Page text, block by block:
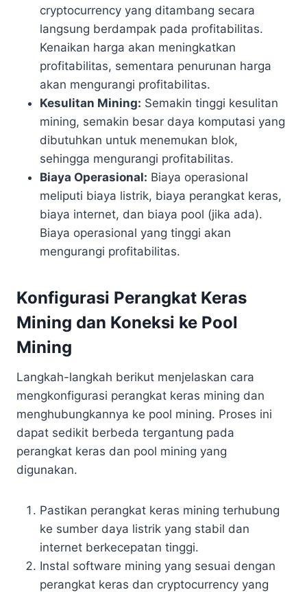
cryptocurrency yang ditambang secara
langsung berdampak pada profitabilitas.
Kenaikan harga akan meningkatkan
profitabilitas, sementara penurunan harga
akan mengurangi profitabilitas.
Kesulitan Mining: Semakin tinggi kesulitan
mining, semakin besar daya komputasi yang
dibutuhkan untuk menemukan blok,
sehingga mengurangi profitabilitas.
Biaya Operasional: Biaya operasional
meliputi biaya listrik, biaya perangkat keras,
biaya internet, dan biaya pool (jika ada).
Biaya operasional yang tinggi akan
mengurangi profitabilitas.
Konfigurasi Perangkat Keras
Mining dan Koneksi ke Pool
Mining
Langkah-langkah berikut menjelaskan cara
mengkonfigurasi perangkat keras mining dan
menghubungkannya ke pool mining. Proses ini
dapat sedikit berbeda tergantung pada
perangkat keras dan pool mining yang
digunakan.
Pastikan perangkat keras mining terhubung
ke sumber daya listrik yang stabil dan
internet berkecepatan tinggi.
Instal software mining yang sesuai dengan
perangkat keras dan cryptocurrency yang